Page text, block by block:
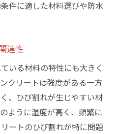
件に適した材料選びや防水
連性
いる材料の特性にも大きく
クリートは強度がある一方
、ひび割れが生じやすい材
ように湿度が高く、頻繁に
ートのひび割れが特に問題